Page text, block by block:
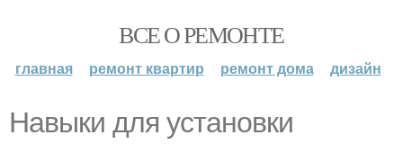
ВСЕ О РЕМОНТЕ
главная ремонт квартир ремонт дома дизайн
Навыки для установки